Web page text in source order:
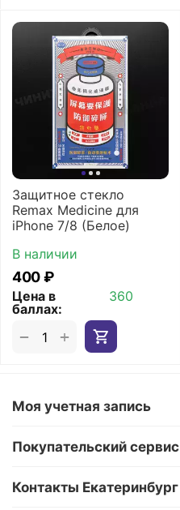
Защитное стекло
Remax Medicine для
iPhone 7/8 (Белое)
В наличии
‍400‍₽
Цена в
баллах:
360
+
−
Моя учетная запись
Покупательский сервис
Контакты Екатеринбург